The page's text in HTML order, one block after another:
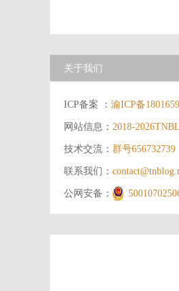
关于我们
ICP备案 ：渝ICP备
网站信息：2018-2026
技术交流：群号656732739
联系我们：
公网安备：